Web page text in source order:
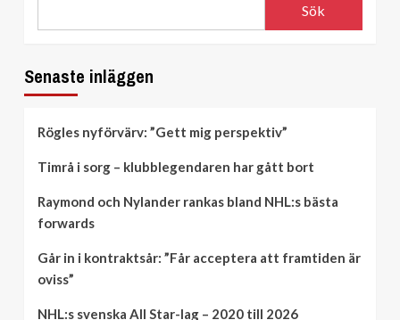
Sök
Senaste inläggen
Rögles nyförvärv: ”Gett mig perspektiv”
Timrå i sorg – klubblegendaren har gått bort
Raymond och Nylander rankas bland NHL:s bästa
forwards
Går in i kontraktsår: ”Får acceptera att framtiden är
oviss”
NHL:s svenska All Star-lag – 2020 till 2026